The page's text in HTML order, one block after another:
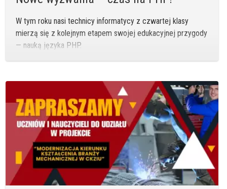
W tym roku nasi technicy informatycy z czwartej klasy
mierzą się z kolejnym etapem swojej edukacyjnej przygody
— nauką języka PHP.